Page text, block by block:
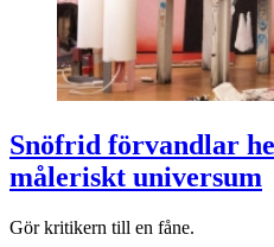
Snöfrid förvandlar
måleriskt universum
Gör kritikern till en fåne.